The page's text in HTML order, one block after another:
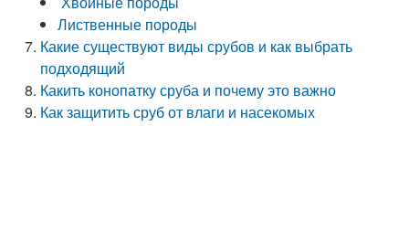
Лиственные породы
Какие существуют виды срубов и как выбрать
подходящий
Какить конопатку сруба и почему это важно
Как защитить сруб от влаги и насекомых